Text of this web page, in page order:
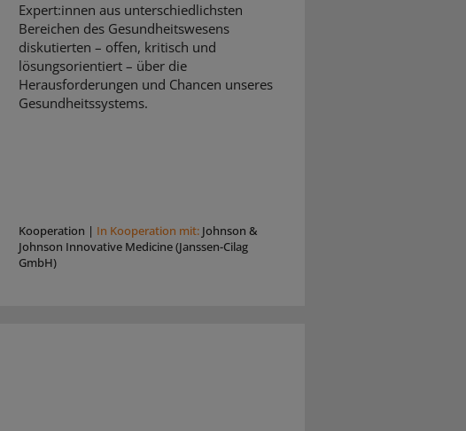
Expert:innen aus unterschiedlichsten
Bereichen des Gesundheitswesens
diskutierten – offen, kritisch und
lösungsorientiert – über die
Herausforderungen und Chancen unseres
Gesundheitssystems.
Kooperation | In Kooperation mit: Johnson &
Johnson Innovative Medicine (Janssen-Cilag
GmbH)